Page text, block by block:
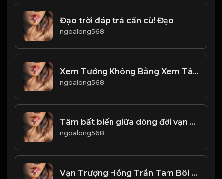
Đạo trời đáp trả cần cù! Đạo
ngoalong568
Xem Tướng Không Bằng Xem Tâm & Đạo
ngoalong568
Tâm bất biến giữa dòng đời vạn biến Đạo
ngoalong568
Vạn Trượng Hồng Trần Tam Bôi Tửu Thiên Thu Đại Nghiệp Nhất Hồ Trà! & Đạo